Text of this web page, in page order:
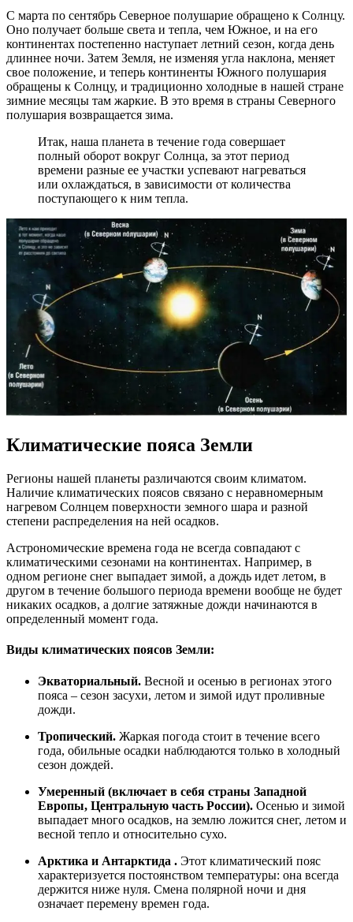
С марта по сентябрь Северное полушарие обращено к Солнцу.
Оно получает больше света и тепла, чем Южное, и на его
континентах постепенно наступает летний сезон, когда день
длиннее ночи. Затем Земля, не изменяя угла наклона, меняет
свое положение, и теперь континенты Южного полушария
обращены к Солнцу, и традиционно холодные в нашей стране
зимние месяцы там жаркие. В это время в страны Северного
полушария возвращается зима.
Итак, наша планета в течение года совершает
полный оборот вокруг Солнца, за этот период
времени разные ее участки успевают нагреваться
или охлаждаться, в зависимости от количества
поступающего к ним тепла.
Климатические пояса Земли
Регионы нашей планеты различаются своим климатом.
Наличие климатических поясов связано с неравномерным
нагревом Солнцем поверхности земного шара и разной
степени распределения на ней осадков.
Астрономические времена года не всегда совпадают с
климатическими сезонами на континентах. Например, в
одном регионе снег выпадает зимой, а дождь идет летом, в
другом в течение большого периода времени вообще не будет
никаких осадков, а долгие затяжные дожди начинаются в
определенный момент года.
Виды климатических поясов Земли:
Экваториальный. Весной и осенью в регионах этого
пояса – сезон засухи, летом и зимой идут проливные
дожди.
Тропический. Жаркая погода стоит в течение всего
года, обильные осадки наблюдаются только в холодный
сезон дождей.
Умеренный (включает в себя страны Западной
Европы, Центральную часть России). Осенью и зимой
выпадает много осадков, на землю ложится снег, летом и
весной тепло и относительно сухо.
Арктика и Антарктида . Этот климатический пояс
характеризуется постоянством температуры: она всегда
держится ниже нуля. Смена полярной ночи и дня
означает перемену времен года.